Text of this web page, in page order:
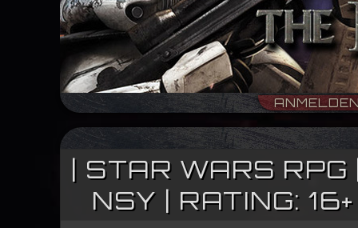
| STAR WARS
NSY | RATING: